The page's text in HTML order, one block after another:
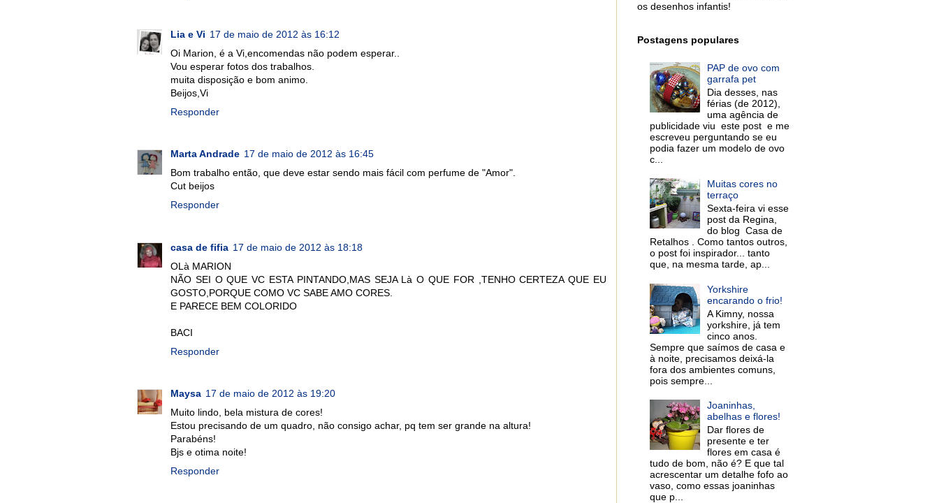
Lia e Vi 17 de maio de 2012 às 16:12
Oi Marion, é a Vi,encomendas não podem esperar..
Vou esperar fotos dos trabalhos.
muita disposição e bom animo.
Beijos,Vi
Responder
Marta Andrade 17 de maio de 2012 às 16:45
Bom trabalho então, que deve estar sendo mais fácil com perfume de "Amor".
Cut beijos
Responder
casa de fifia 17 de maio de 2012 às 18:18
OLà MARION
NÃO SEI O QUE VC ESTA PINTANDO,MAS SEJA Là O QUE FOR ,TENHO CERTEZA QUE EU
GOSTO,PORQUE COMO VC SABE AMO CORES.
E PARECE BEM COLORIDO
BACI
Responder
Maysa 17 de maio de 2012 às 19:20
Muito lindo, bela mistura de cores!
Estou precisando de um quadro, não consigo achar, pq tem ser grande na altura!
Parabéns!
Bjs e otima noite!
Responder
os desenhos infantis!
Postagens populares
PAP de ovo com
garrafa pet
Dia desses, nas
férias (de 2012),
uma agência de
publicidade viu este post e me
escreveu perguntando se eu
podia fazer um modelo de ovo
c...
Muitas cores no
terraço
Sexta-feira vi esse
post da Regina,
do blog Casa de
Retalhos . Como tantos outros,
o post foi inspirador... tanto
que, na mesma tarde, ap...
Yorkshire
encarando o frio!
A Kimny, nossa
yorkshire, já tem
cinco anos.
Sempre que saímos de casa e
à noite, precisamos deixá-la
fora dos ambientes comuns,
pois sempre...
Joaninhas,
abelhas e flores!
Dar flores de
presente e ter
flores em casa é
tudo de bom, não é? E que tal
acrescentar um detalhe fofo ao
vaso, como essas joaninhas
que p...